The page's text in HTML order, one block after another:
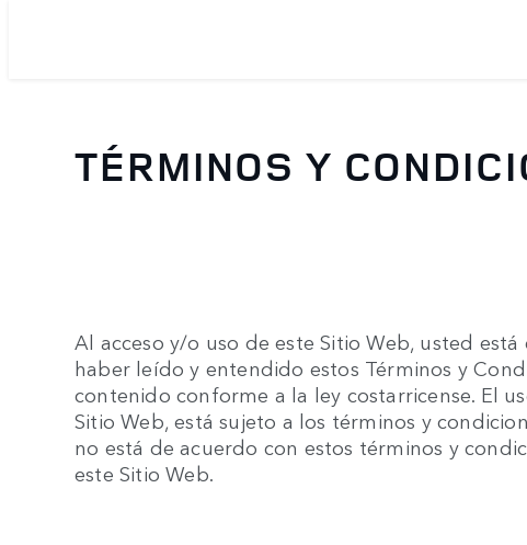
TÉRMINOS Y
Al acceso y/o uso de este Sitio Web, usted
haber leído y entendido estos Términos y
contenido conforme a la ley costarricense. El
Sitio Web, está sujeto a los términos y
no está de acuerdo con estos términos y
este Sitio Web.